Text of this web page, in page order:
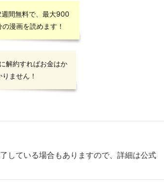
間無料で、最大900
漫画を読めます！
解約すればお金はか
りません！
している場合もありますので、詳細は公式